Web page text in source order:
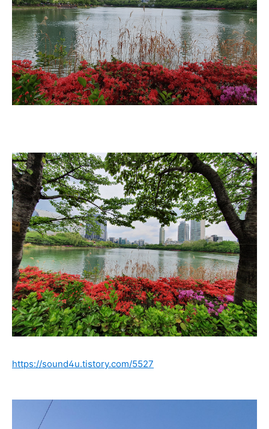
https://sound4u.tistory.com/5527